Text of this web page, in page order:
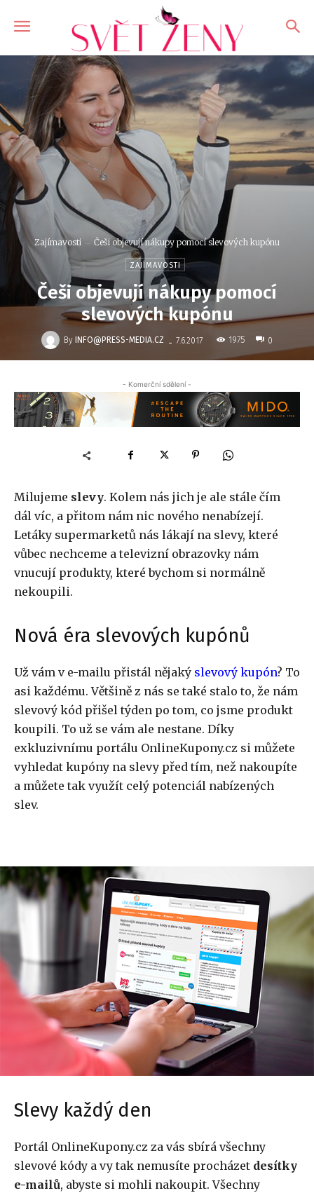
Zajímavosti Češi objevují nákupy pomocí slevových kupónu
ZAJÍMAVOSTI
Češi objevují nákupy pomocí
slevových kupónu
By INFO@PRESS-MEDIA.CZ - 7.6.2017 1975 0
- Komerční sdělení -
Milujeme slevy. Kolem nás jich je ale stále čím
dál víc, a přitom nám nic nového nenabízejí.
Letáky supermarketů nás lákají na slevy, které
vůbec nechceme a televizní obrazovky nám
vnucují produkty, které bychom si normálně
nekoupili.
Nová éra slevových kupónů
Už vám v e-mailu přistál nějaký slevový kupón? To
asi každému. Většině z nás se také stalo to, že nám
slevový kód přišel týden po tom, co jsme produkt
koupili. To už se vám ale nestane. Díky
exkluzivnímu portálu OnlineKupony.cz si můžete
vyhledat kupóny na slevy před tím, než nakoupíte
a můžete tak využít celý potenciál nabízených
slev.
Slevy každý den
Portál OnlineKupony.cz za vás sbírá všechny
slevové kódy a vy tak nemusíte procházet desítky
e-mailů, abyste si mohli nakoupit. Všechny